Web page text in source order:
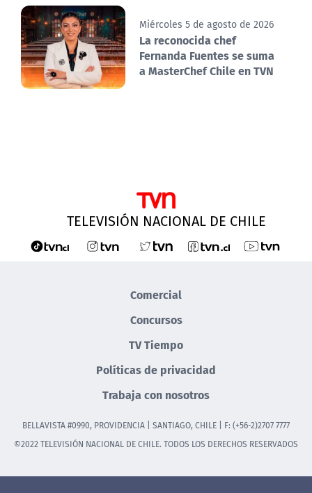
Miércoles 5 de agosto de 2026
La reconocida chef
Fernanda Fuentes se suma
a MasterChef Chile en TVN
TELEVISIÓN NACIONAL DE CHILE
Comercial
Concursos
TV Tiempo
Políticas de privacidad
Trabaja con nosotros
BELLAVISTA #0990, PROVIDENCIA | SANTIAGO, CHILE | F: (+56-2)2707 7777
©2022 TELEVISIÓN NACIONAL DE CHILE. TODOS LOS DERECHOS RESERVADOS